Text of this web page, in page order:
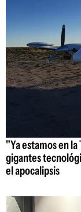
"Ya estamos en
gigantes
el apocalipsis